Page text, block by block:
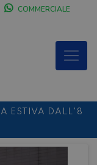
COMMERCIALE
ESTIVA DALL'8
CHIUSI IL